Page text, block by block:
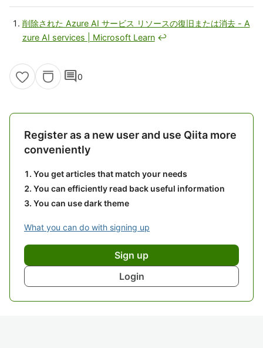
削除された Azure AI サービス リソースの復旧または消去 - A
zure AI services | Microsoft Learn ↩
comment0
Register as a new user and use Qiita more
conveniently
You get articles that match your needs
You can efficiently read back useful information
You can use dark theme
What you can do with signing up
Sign up
Login